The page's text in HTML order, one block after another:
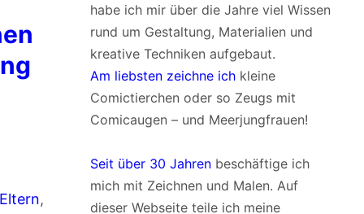
habe ich mir über die Jahre viel Wissen
rund um Gestaltung, Materialien und
kreative Techniken aufgebaut.
Am liebsten zeichne ichkleine
Comictierchen oder so Zeugs mit
Comicaugen – und Meerjungfrauen!
Seit über 30 Jahrenbeschäftige ich
mich mit Zeichnen und Malen. Auf
dieser Webseite teile ich meine